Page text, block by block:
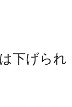
下げられ